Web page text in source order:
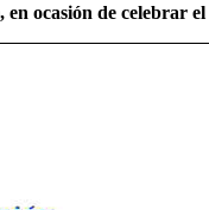
ocasión de celebrar